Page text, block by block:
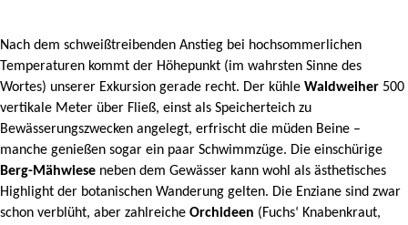
Nach dem schweißtreibenden Anstieg bei hochsommerlichen
Temperaturen kommt der Höhepunkt (im wahrsten Sinne des
Wortes) unserer Exkursion gerade recht. Der kühle Waldweiher 500
vertikale Meter über Fließ, einst als Speicherteich zu
Bewässerungszwecken angelegt, erfrischt die müden Beine –
manche genießen sogar ein paar Schwimmzüge. Die einschürige
Berg-Mähwiese neben dem Gewässer kann wohl als ästhetisches
Highlight der botanischen Wanderung gelten. Die Enziane sind zwar
schon verblüht, aber zahlreiche Orchideen (Fuchs‘ Knabenkraut,